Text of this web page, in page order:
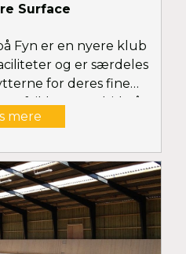
Surface
Fyn er en nyere klub
og er særdeles
for deres fine
afvikles som altid på
i opvisningshallen
Se flere billeder her
mere